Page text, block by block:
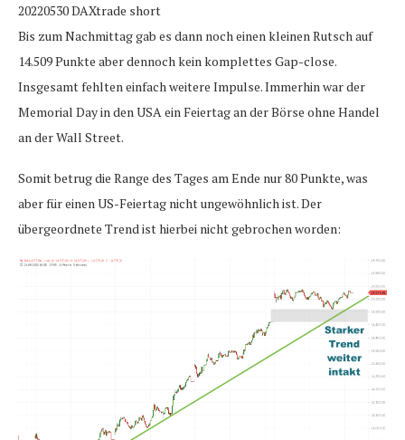
20220530 DAXtrade short
Bis zum Nachmittag gab es dann noch einen kleinen Rutsch auf
14.509 Punkte aber dennoch kein komplettes Gap-close.
Insgesamt fehlten einfach weitere Impulse. Immerhin war der
Memorial Day in den USA ein Feiertag an der Börse ohne Handel
an der Wall Street.
Somit betrug die Range des Tages am Ende nur 80 Punkte, was
aber für einen US-Feiertag nicht ungewöhnlich ist. Der
übergeordnete Trend ist hierbei nicht gebrochen worden: